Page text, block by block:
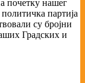
почетку нашег
партија
су бројни
Градских и